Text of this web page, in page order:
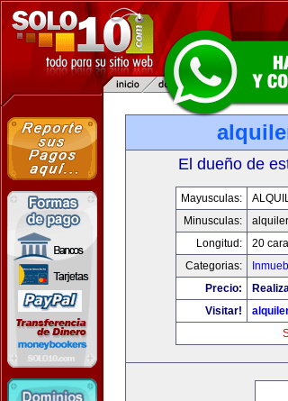
El dueño de
Mayusculas:
Minusculas:
Longitud:
20
Categorias:
Precio:
Visitar!